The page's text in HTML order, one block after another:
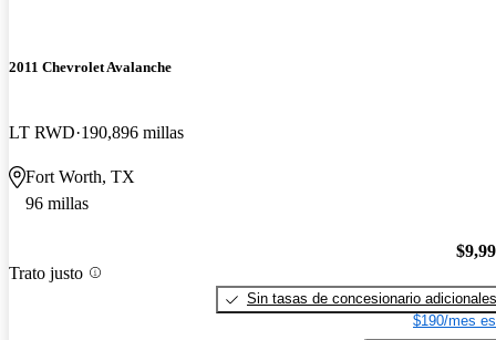
2011 Chevrolet Avalanche
LT RWD 190,896 millas
Fort Worth, TX
96 millas
Trato justo
Sin tasas de concesionario adicionales
$190/mes